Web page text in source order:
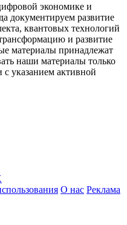
экономике и
документируем развитие
квантовых технологий
и развитие
материалы принадлежат
наши материалы только
с указанием активной
О нас Реклама